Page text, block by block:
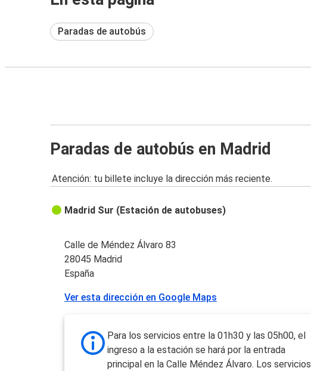
Paradas de autobús
Paradas de autobús en Madrid
Atención: tu billete incluye la dirección más reciente.
Madrid Sur (Estación de autobuses)
Calle de Méndez Álvaro 83
28045 Madrid
España
Ver esta dirección en Google Maps
Para los servicios entre la 01h30 y las 05h00, el
ingreso a la estación se hará por la entrada
principal en la Calle Méndez Álvaro. Los servicios